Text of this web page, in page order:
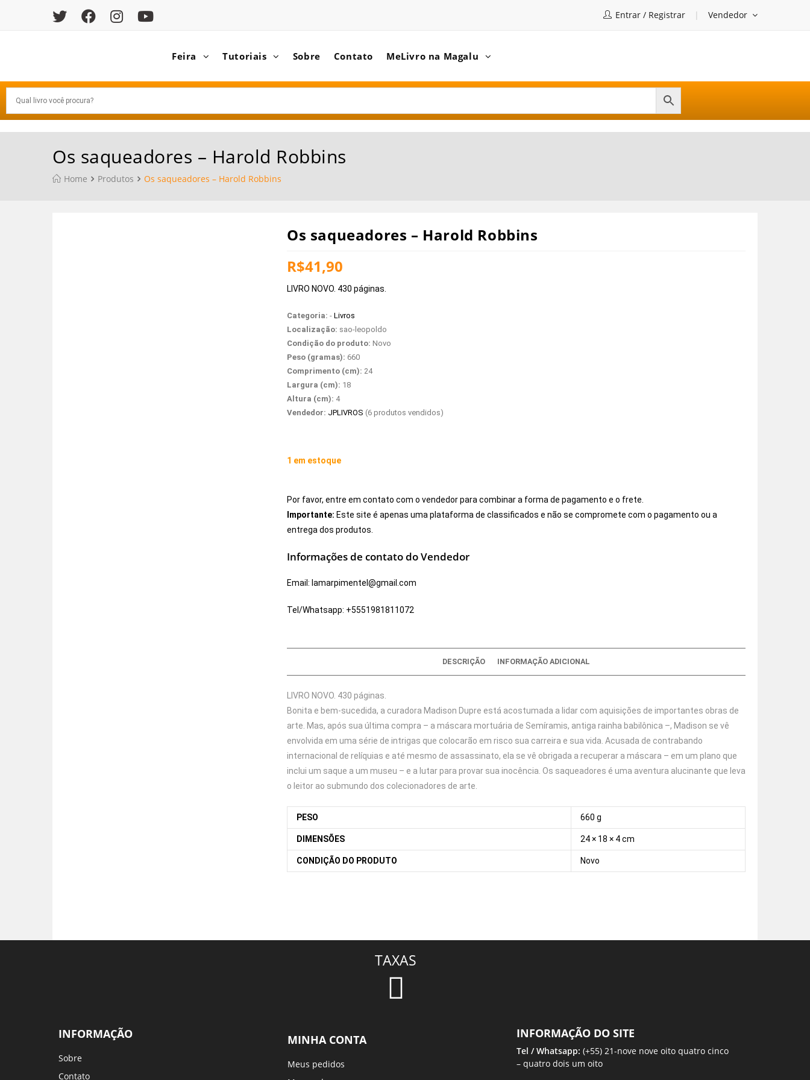
Entrar / Registrar Vendedor
Feira Tutoriais Sobre Contato MeLivro na Magalu
Os saqueadores – Harold Robbins
Home Produtos Os saqueadores – Harold Robbins
Os saqueadores – Harold Robbins
R$41,90
LIVRO NOVO. 430 páginas.
Categoria: - Livros
Localização: sao-leopoldo
Condição do produto: Novo
Peso (gramas): 660
Comprimento (cm): 24
Largura (cm): 18
Altura (cm): 4
Vendedor: JPLIVROS (6 produtos vendidos)
1 em estoque
Por favor, entre em contato com o vendedor para combinar a forma de pagamento e o frete.
Importante: Este site é apenas uma plataforma de classificados e não se compromete com o pagamento ou a
entrega dos produtos.
Informações de contato do Vendedor
Email: lamarpimentel@gmail.com
Tel/Whatsapp: +5551981811072
DESCRIÇÃO INFORMAÇÃO ADICIONAL
LIVRO NOVO. 430 páginas.
Bonita e bem-sucedida, a curadora Madison Dupre está acostumada a lidar com aquisições de importantes obras de
arte. Mas, após sua última compra – a máscara mortuária de Semíramis, antiga rainha babilônica –, Madison se vê
envolvida em uma série de intrigas que colocarão em risco sua carreira e sua vida. Acusada de contrabando
internacional de relíquias e até mesmo de assassinato, ela se vê obrigada a recuperar a máscara – em um plano que
inclui um saque a um museu – e a lutar para provar sua inocência. Os saqueadores é uma aventura alucinante que leva
o leitor ao submundo dos colecionadores de arte.
PESO 660 g
DIMENSÕES 24 × 18 × 4 cm
CONDIÇÃO DO PRODUTO Novo
INFORMAÇÃO
Sobre
Contato
TAXAS
MINHA CONTA
Meus pedidos
INFORMAÇÃO DO SITE
Tel / Whatsapp: (+55) 21-nove nove oito quatro cinco
– quatro dois um oito